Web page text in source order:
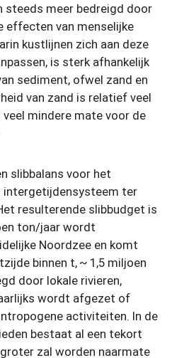
steeds meer bedreigd door
effecten van menselijke
kustlijnen zich aan deze
is sterk afhankelijk
sediment, ofwel zand en
van zand is relatief veel
mindere mate voor de
slibbalans voor het
ter
resulterende slibbudget is
ton/jaar wordt
Noordzee en komt
binnen t, ~ 1,5 miljoen
door lokale rivieren,
wordt afgezet of
activiteiten. In de
bestaat al een tekort
zal worden naarmate